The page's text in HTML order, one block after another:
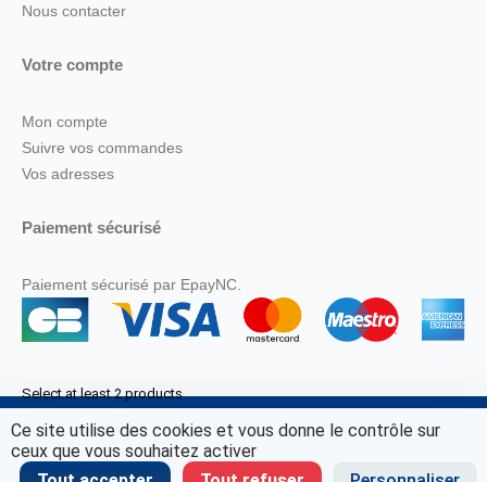
Nous contacter
Votre compte
Mon compte
Suivre vos commandes
Vos adresses
Paiement sécurisé
Paiement sécurisé par EpayNC.
Select at least 2 products
Ce site utilise des cookies et vous donne le contrôle sur
ceux que vous souhaitez activer